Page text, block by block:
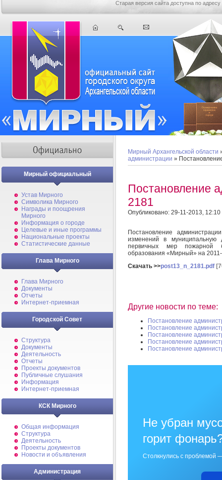
Старая версия сайта доступна по адресу
Мирный официальный
Устав Мирного
Символика Мирного
Награды и поощрения
Мирного
Информация о городе
Целевые и иные программы
Национальные проекты
Статистические данные
Глава Мирного
Глава Мирного
Документы
Отчеты
Интернет-приемная
Городской Совет
Структура
Документы
Деятельность
Отчеты
Проекты документов
Публичные слушания
Информация
Интернет-приемная
КСК Мирного
Общая информация
Структура
Деятельность
Проекты документов
Новости и объявления
Администрация
Мирный Архангельской области
администрации »
Постановление
2181
Опубликовано: 29-11-2013, 12:10
Постановление
изменений в муниципальную
первичных мер пожарной
образования «Мирный» на
Скачать >>post13_n_2181.pdf
Другие новости по теме:
Постановление
Постановление
Постановление
Постановление
Постановление
Не убран
горит
Столкнулись с проблемой